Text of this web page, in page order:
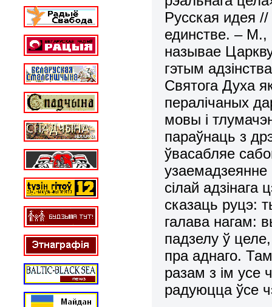
Русская идея
единстве. – М.,
называе
гэтым
Святога Духа
пералiчаных
мовы і
параўнаць з
ўвасабляе
сiлай адзiнага
сказаць руцэ:
галава нагам:
падзелу ў
пра аднаго.
разам з ім усе
радуюцца ўсе